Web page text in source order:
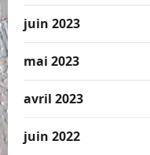
juin 2023
mai 2023
avril 2023
juin 2022